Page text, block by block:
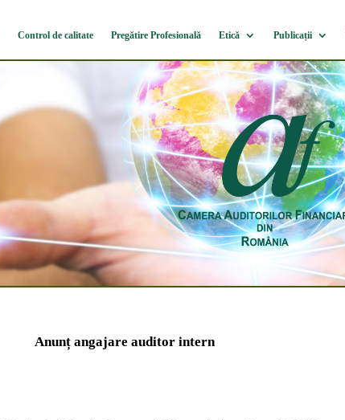
Control de calitate Pregătire Profesională Etică Publicații
Anunț angajare auditor intern